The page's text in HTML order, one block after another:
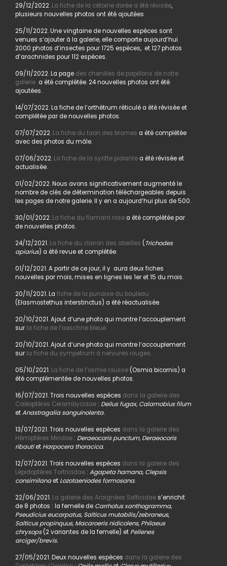
29/12/2022. La fiche de la cétoine dorée a été révisée,
plusieurs nouvelles photos ont été ajoutées
25/11/2022. Une vingtaine de nouvelles espèces sont
venues s’ajouter à la galerie, elle comporte aujourd’hui
2000 photos d’insectes pour 1725 espèces, et 127 photos
d’arachnides pour 112 espèces.
09/11/2022. La page des chenilles de papillons de notre
galerie a été complétée. 24 nouvelles photos ont été
ajoutées.
14/07/2022. La fiche de l’orthétrum réticulé a été révisée et
complétée par de nouvelles photos.
07/07/2022. La fiche du taon des bromes a été complétée
avec des photos du mâle.
07/06/2022. La fiche de la syritte piolantea été révisée et
actualisée.
01/02/2022. Nous avons significativement augmenté le
nombre de clés de détermination téléchargeables depuis
les pages de notre galerie. Il y en a aujourd’hui plus de 500.
30/01/2022. La fiche du flamant rosea été complétée par
de nouvelles photos.
24/12/2021. La fiche du clairon des abeilles ( Trichodes
apiarius) a été revue et complétée.
01/12/2021. A partir de ce jour, il y aura deux fiches
nouvelles par mois, mises en lignes les 1er et 15 du mois.
20/11/2021. La fiche de la punaise du bouleau
(Elasmostethus interstinctus) a été réactualisée.
20/10/2021. Ajout d’une photo qui montre l’accouplement
sur la fiche de l’aeschne bleue.
20/10/2021. Ajout d’une photo qui montre l’accouplement
sur la fiche du sympetrum à nervures rouges.
05/10/2021. La fiche de l’osmie rousse(Osmia bicornis) a
été complémentée de nouvelles photos.
16/07/2021. Trois nouvelles espèces dans la galerie des
Coléoptères Cerambycidae: Deilus fugax, Calamobius filum
etAnastragalia sanguinolenta.
13/07/2021. Trois nouvelles espèces dans la galerie des
Hémiptères Miridae: Deraeocoris punctum, Deraeocoris
ribautiet Harpocera thoracica.
12/07/2021. Trois nouvelles espèces dans la galerie des
Lépidoptères Tortricidae: Agapeta hamana, Clepsis
consimilanaet Lozotaeniodes formosana.
22/06/2021. La galerie des Araignées Salticidaes’enrichit
de 8 photos : la femelle de Carrhotus xanthogramma,
Pseudicius eucarpatus, Salticus mutabilis/zebraneus,
Salticus propinquus, Macaroeris nidicolens, Philaeus
chrysops(2 variantes de la femelle) et Pellenes
arciger/brevis.
27/05/2021. Deux nouvelles espèces dans la galerie des